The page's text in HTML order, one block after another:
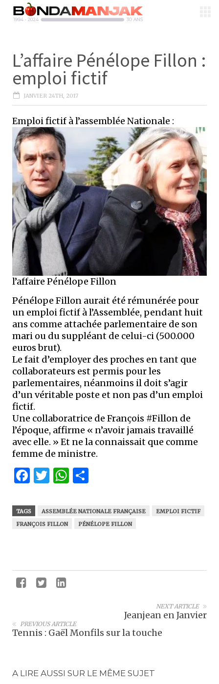
L’affaire Pénélope Fillon :
emploi fictif
JANVIER 24TH, 2017
Emploi fictif à l’assemblée Nationale :
l’affaire Pénélope Fillon
Pénélope Fillon aurait été rémunérée pour
un emploi fictif à l’Assemblée, pendant huit
ans comme attachée parlementaire de son
mari ou du suppléant de celui-ci (500.000
euros brut).
Le fait d’employer des proches en tant que
collaborateurs est permis pour les
parlementaires, néanmoins il doit s’agir
d’un véritable poste et non pas d’un emploi
fictif.
Une collaboratrice de François #Fillon de
l’époque, affirme « n’avoir jamais travaillé
avec elle. » Et ne la connaissait que comme
femme de ministre.
Facebook
Twitter
WhatsApp
TAGS ASSEMBLÉE NATIONALE FRANÇAISE
EMPLOI FICTIF
FRANÇOIS FILLON
PÉNÉLOPE FILLON
NEXT ARTICLE
Jeanjean en Janvier
PREVIOUS ARTICLE
Tennis : Gaël Monfils sur la touche
A LIRE AUSSI SUR LE MÊME SUJET